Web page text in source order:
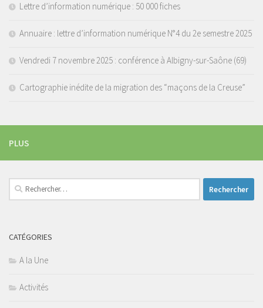
Lettre d’information numérique : 50 000 fiches
Annuaire : lettre d’information numérique N°4 du 2e semestre 2025
Vendredi 7 novembre 2025 : conférence à Albigny-sur-Saône (69)
Cartographie inédite de la migration des “maçons de la Creuse”
PLUS
Rechercher :
CATÉGORIES
A la Une
Activités